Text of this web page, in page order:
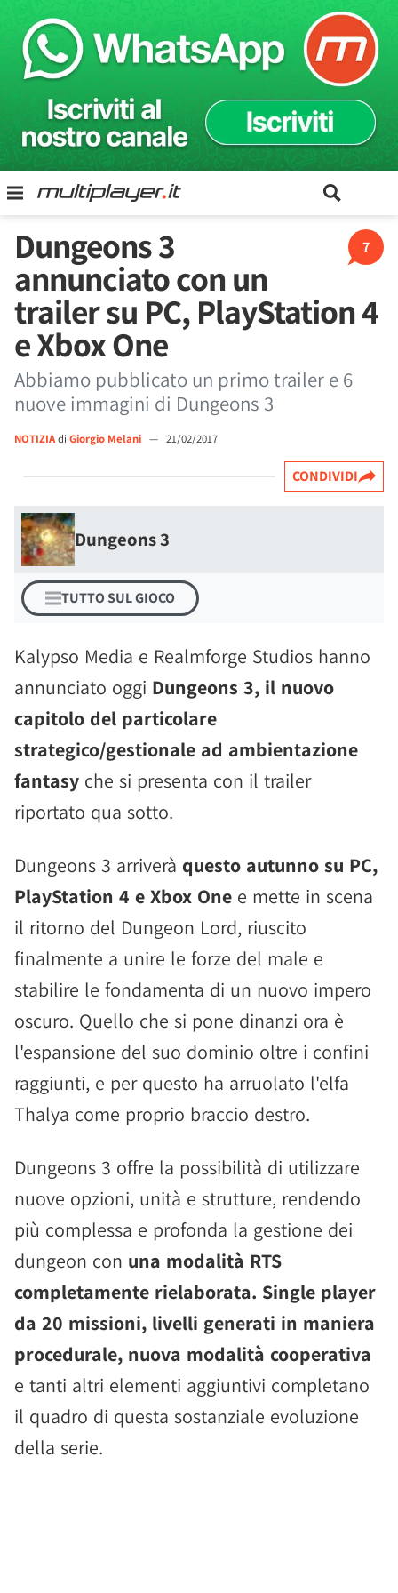
7
Dungeons 3
annunciato con un
trailer su PC, PlayStation 4
e Xbox One
Abbiamo pubblicato un primo trailer e 6
nuove immagini di Dungeons 3
NOTIZIAdi Giorgio Melani — 21/02/2017
CONDIVIDI
Dungeons 3
TUTTO SUL GIOCO
Kalypso Media e Realmforge Studios hanno
annunciato oggi Dungeons 3, il nuovo
capitolo del particolare
strategico/gestionale ad ambientazione
fantasy che si presenta con il trailer
riportato qua sotto.
Dungeons 3 arriverà questo autunno su PC,
PlayStation 4 e Xbox One e mette in scena
il ritorno del Dungeon Lord, riuscito
finalmente a unire le forze del male e
stabilire le fondamenta di un nuovo impero
oscuro. Quello che si pone dinanzi ora è
l'espansione del suo dominio oltre i confini
raggiunti, e per questo ha arruolato l'elfa
Thalya come proprio braccio destro.
Dungeons 3 offre la possibilità di utilizzare
nuove opzioni, unità e strutture, rendendo
più complessa e profonda la gestione dei
dungeon con una modalità RTS
completamente rielaborata. Single player
da 20 missioni, livelli generati in maniera
procedurale, nuova modalità cooperativa
e tanti altri elementi aggiuntivi completano
il quadro di questa sostanziale evoluzione
della serie.